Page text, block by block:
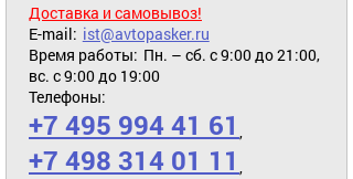
Доставка и самовывоз!
E-mail: ist@avtopasker.ru
Время работы: Пн. – сб. с 9:00 до 21:00,
вс. с 9:00 до 19:00
Телефоны:
+7 495 994 41 61 ,
+7 498 314 01 11 ,